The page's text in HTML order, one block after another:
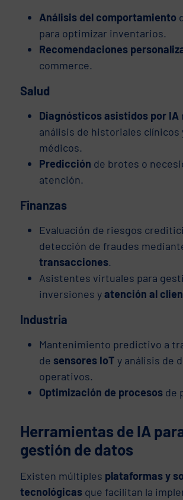
Análisis del comportamiento
para optimizar inventarios.
Recomendaciones
commerce.
Salud
Diagnósticos asistidos por IA
análisis de historiales clínicos
médicos.
Predicción de brotes o
atención.
Finanzas
Evaluación de riesgos
detección de fraudes
transacciones.
Asistentes virtuales para
inversiones yatención al
Industria
Mantenimiento predictivo a
de sensores IoT y análisis de
operativos.
Optimización de procesos de
Herramientas de IA
gestión de datos
Existen múltiples plataformas y
tecnológicas que facilitan la